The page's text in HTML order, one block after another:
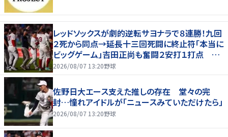
レッドソックスが劇的逆転サヨナラで８連勝！九回
２死から同点→延長十三回死闘に終止符「本当に
ビッグゲーム」吉田正尚も奮闘２安打１打点 本
拠地熱狂
2026/08/07 13:20野球
佐野日大エース支えた推しの存在 堂々の完
封…憧れアイドルが「ニュースみていただけたら」
2026/08/07 13:20野球